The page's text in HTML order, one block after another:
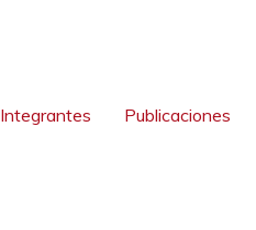
Integrantes Publicaciones